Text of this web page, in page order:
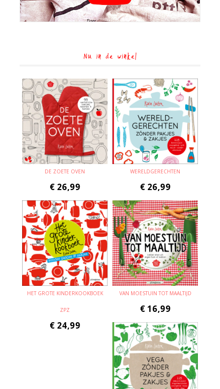
Nu in de winkel
DE ZOETE OVEN
€ 26,99
WERELDGERECHTEN
€ 26,99
HET GROTE KINDERKOOKBOEK
ZPZ
€ 24,99
VAN MOESTUIN TOT MAALTIJD
€ 16,99